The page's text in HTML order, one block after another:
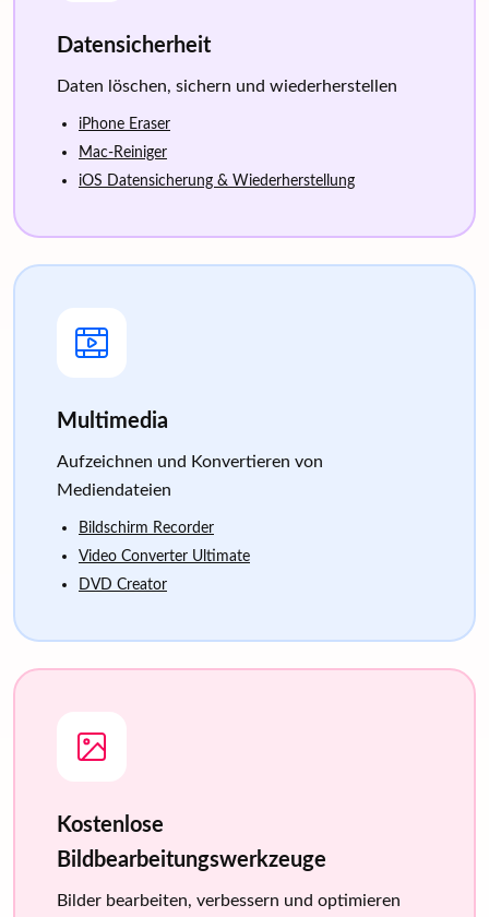
Datensicherheit
Daten löschen, sichern und wiederherstellen
iPhone Eraser
Mac-Reiniger
iOS Datensicherung & Wiederherstellung
Multimedia
Aufzeichnen und Konvertieren von
Mediendateien
Bildschirm Recorder
Video Converter Ultimate
DVD Creator
Kostenlose
Bildbearbeitungswerkzeuge
Bilder bearbeiten, verbessern und optimieren